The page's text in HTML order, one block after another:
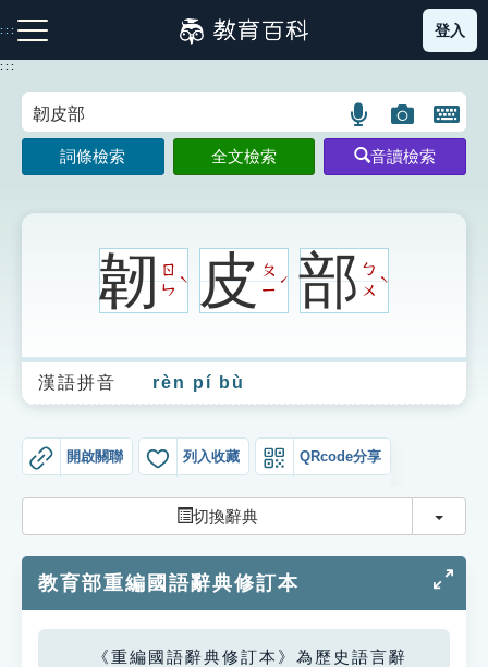
到
主
:::
注音索引圖示 筆畫索引圖示 部首索引表圖示
生字詞彙表
成語故事
索引選單
單字索引
生命大百科索引
登入
:::
語
言
搜
示
圖
片
搜
開
鍵
圖
詞條檢索 全文檢索 音讀檢索
韌ㄖ
ㄣ
ˋ 皮ㄆ
ㄧ
ˊ 部ㄅ
ㄨ
ˋ
漢語拼音 rèn pí bù
開啟關聯 列入收藏 QRcode分享
切換辭典 切換
教育部重編國語辭典修訂本
《重編國語辭典修訂本》為歷史語言辭